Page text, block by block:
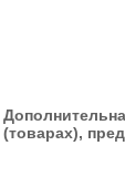
(товарах),